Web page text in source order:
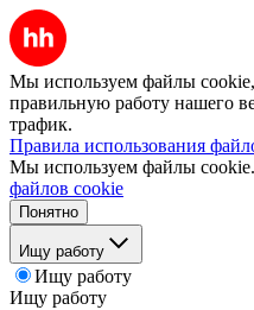
Мы используем файлы
правильную работу нашего
трафик.
Правила использования
Мы используем файлы cookie.
файлов cookie
Понятно
Ищу работу
Ищу работу
Ищу работу